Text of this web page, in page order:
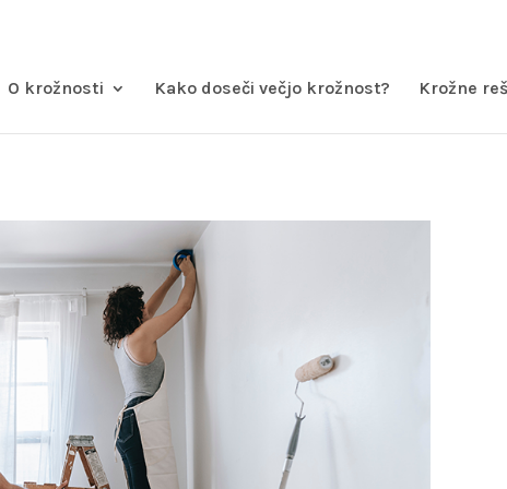
O krožnosti Kako doseči večjo krožnost? Krožne